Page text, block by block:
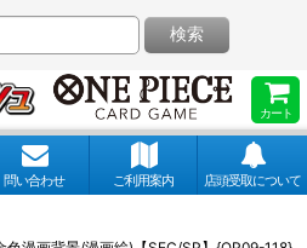
カート
検索
問い合わせ ご利用案内 店頭受取について